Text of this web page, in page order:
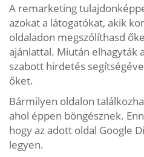
A remarketing
azokat a látogatókat, akik
oldaladon megszólíthasd
ajánlattal. Miután elhagyták
szabott hirdetés
őket.
Bármilyen oldalon
ahol éppen böngésznek.
hogy az adott oldal Google
legyen.